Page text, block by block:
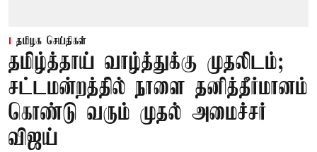
தமிழக செய்திகள்
தமிழ்த்தாய் வாழ்த்துக்கு முதலிடம்;
சட்டமன்றத்தில் நாளை தனித்தீர்மானம்
கொண்டு வரும் முதல் அமைச்சர்
விஜய்